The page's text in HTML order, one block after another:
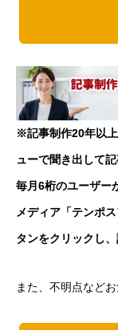
※記事制作20年以
ューで聞き出して
毎月6桁のユーザー
メディア「テンポ
タンをクリックし
また、不明点など